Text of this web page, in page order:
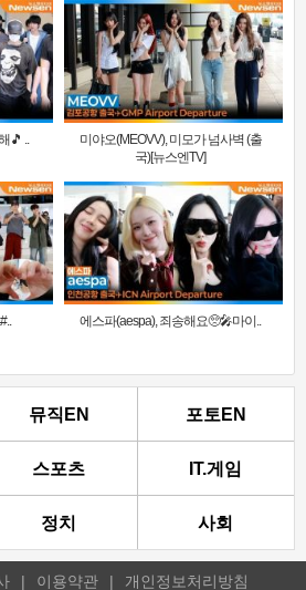
🎵 ..
미야오(MEOVV), 미모가 넘사벽 (출
국)[뉴스엔TV]
에스파(aespa), 죄송해요🥺🎤마이..
뮤직EN 포토EN
스포츠 IT.게임
정치 사회
| 이용약관 | 개인정보처리방침